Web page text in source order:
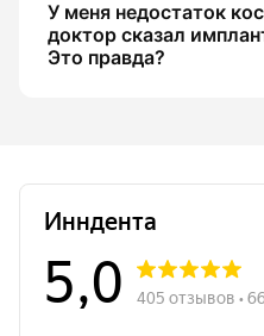
У меня недостаток
доктор сказал
Это правда?